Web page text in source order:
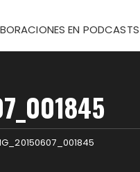
EN PODCASTS